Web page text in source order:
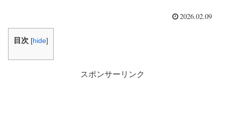
2026.02.09
目次 [hide]
スポンサーリンク